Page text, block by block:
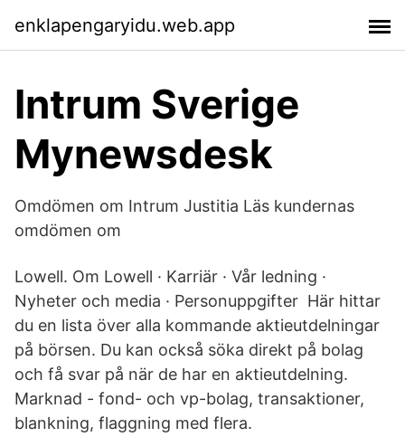
enklapengaryidu.web.app
Intrum Sverige
Mynewsdesk
Omdömen om Intrum Justitia Läs kundernas
omdömen om
Lowell. Om Lowell · Karriär · Vår ledning ·
Nyheter och media · Personuppgifter Här hittar
du en lista över alla kommande aktieutdelningar
på börsen. Du kan också söka direkt på bolag
och få svar på när de har en aktieutdelning.
Marknad - fond- och vp-bolag, transaktioner,
blankning, flaggning med flera.